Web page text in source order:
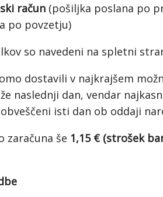
račun (pošiljka poslana po
po povzetju)
so navedeni na spletni
dostavili v najkrajšem
naslednji dan, vendar
isti dan ob oddaji
zaračuna še 1,15 € (strošek